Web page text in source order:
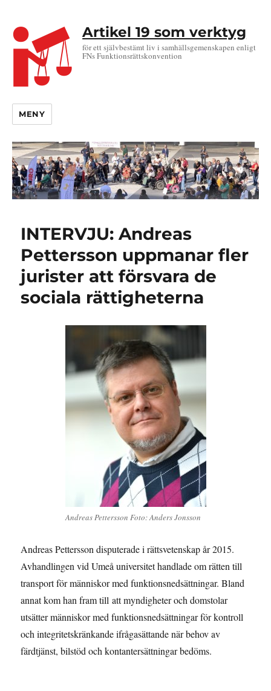
Artikel 19 som verktyg
för ett självbestämt liv i samhällsgemenskapen enligt
FNs Funktionsrättskonvention
MENY
INTERVJU: Andreas
Pettersson uppmanar fler
jurister att försvara de
sociala rättigheterna
Andreas Pettersson Foto: Anders Jonsson
Andreas Pettersson disputerade i rättsvetenskap år 2015.
Avhandlingen vid Umeå universitet handlade om rätten till
transport för människor med funktionsnedsättningar. Bland
annat kom han fram till att myndigheter och domstolar
utsätter människor med funktionsnedsättningar för kontroll
och integritetskränkande ifrågasättande när behov av
färdtjänst, bilstöd och kontantersättningar bedöms.